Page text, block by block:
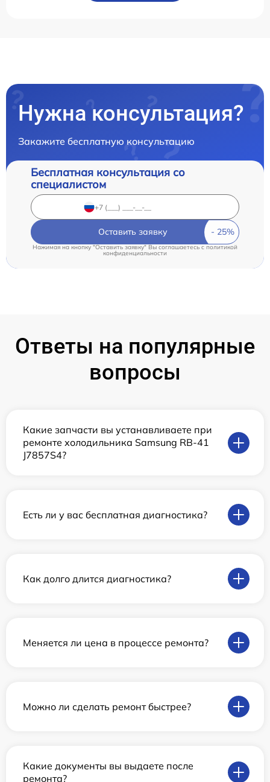
Нужна консультация?
Закажите бесплатную консультацию
Бесплатная консультация со
специалистом
Оставить заявку
Нажимая на кнопку "Оставить заявку" Вы соглашаетесь c политикой
конфиденциальности
Ответы на популярные
вопросы
Какие запчасти вы устанавливаете при
ремонте холодильника Samsung RB-41
J7857S4?
Есть ли у вас бесплатная диагностика?
Как долго длится диагностика?
Меняется ли цена в процессе ремонта?
Можно ли сделать ремонт быстрее?
Какие документы вы выдаете после
ремонта?